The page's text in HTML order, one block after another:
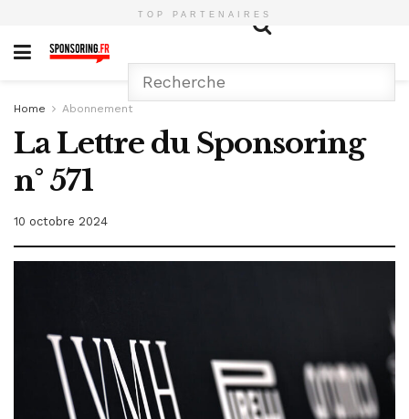
TOP PARTENAIRES
Home Abonnement
La Lettre du Sponsoring
n° 571
10 octobre 2024